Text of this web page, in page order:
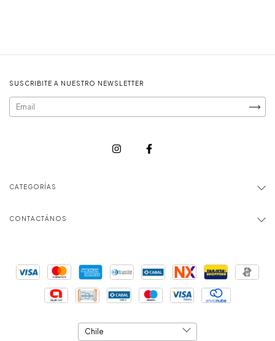
SUSCRIBITE A NUESTRO NEWSLETTER
CATEGORÍAS
CONTACTÁNOS